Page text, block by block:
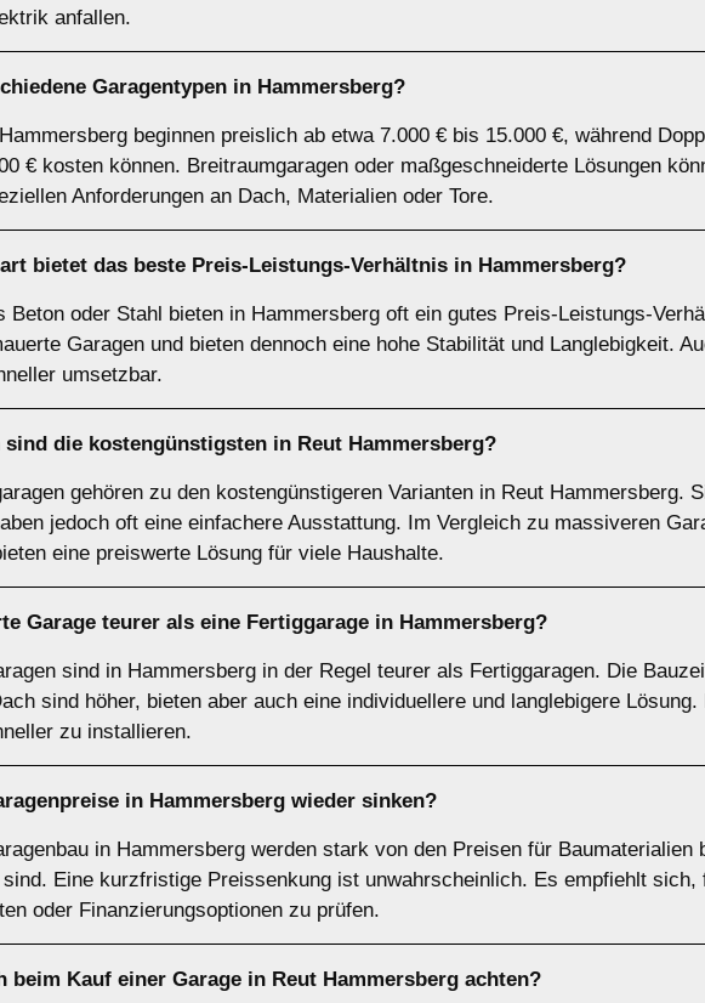
anfallen.
Garagentypen in Hammersberg?
beginnen preislich ab etwa 7.000 € bis 15.000 €, während
€ kosten können. Breitraumgaragen oder maßgeschneiderte Lösungen
Anforderungen an Dach, Materialien oder Tore.
bietet das beste Preis-Leistungs-Verhältnis in Hammersberg?
Beton oder Stahl bieten in Hammersberg oft ein gutes Preis-Leistungs-
Garagen und bieten dennoch eine hohe Stabilität und Langlebigkeit.
umsetzbar.
sind die kostengünstigsten in Reut Hammersberg?
gehören zu den kostengünstigeren Varianten in Reut Hammersberg.
jedoch oft eine einfachere Ausstattung. Im Vergleich zu massiveren
eine preiswerte Lösung für viele Haushalte.
Garage teurer als eine Fertiggarage in Hammersberg?
sind in Hammersberg in der Regel teurer als Fertiggaragen. Die
sind höher, bieten aber auch eine individuellere und langlebigere
zu installieren.
in Hammersberg wieder sinken?
in Hammersberg werden stark von den Preisen für Baumaterialien
Eine kurzfristige Preissenkung ist unwahrscheinlich. Es empfiehlt sich,
oder Finanzierungsoptionen zu prüfen.
beim Kauf einer Garage in Reut Hammersberg achten?